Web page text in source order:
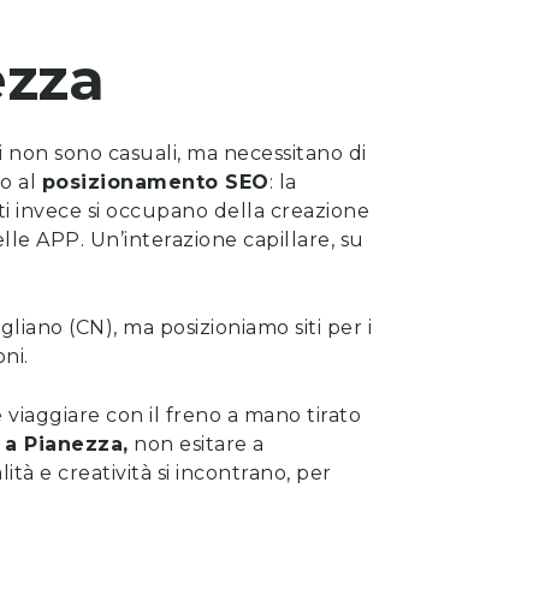
sono casuali, ma necessitano di
al posizionamento SEO: la
invece si occupano della creazione
APP. Un’interazione capillare, su
(CN), ma posizioniamo siti per i
con il freno a mano tirato
a Pianezza, non esitare a
e creatività si incontrano, per